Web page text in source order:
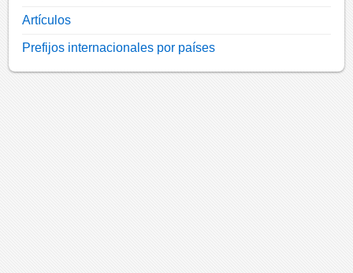
Artículos
Prefijos internacionales por países